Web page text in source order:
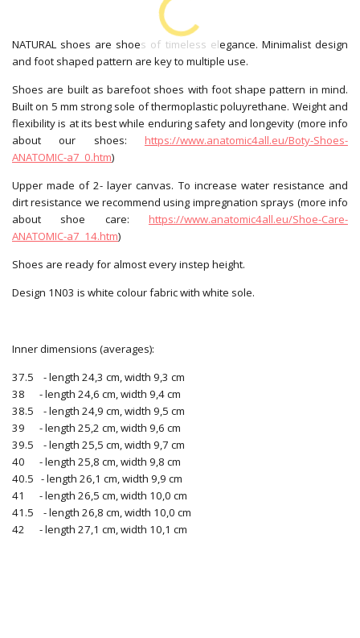
NATURAL shoes are shoes of timeless elegance. Minimalist design
and foot shaped pattern are key to multiple use.
Shoes are built as barefoot shoes with foot shape pattern in mind.
Built on 5 mm strong sole of thermoplastic poluyrethane. Weight and
flexibility is at its best while enduring safety and longevity (more info
about our shoes: https://www.anatomic4all.eu/Boty-Shoes-
ANATOMIC-a7_0.htm)
Upper made of 2- layer canvas. To increase water resistance and
dirt resistance we recommend using impregnation sprays (more info
about shoe care: https://www.anatomic4all.eu/Shoe-Care-
ANATOMIC-a7_14.htm)
Shoes are ready for almost every instep height.
Design 1N03 is white colour fabric with white sole.
Inner dimensions (averages):
37.5 - length 24,3 cm, width 9,3 cm
38 - length 24,6 cm, width 9,4 cm
38.5 - length 24,9 cm, width 9,5 cm
39 - length 25,2 cm, width 9,6 cm
39.5 - length 25,5 cm, width 9,7 cm
40 - length 25,8 cm, width 9,8 cm
40.5 - length 26,1 cm, width 9,9 cm
41 - length 26,5 cm, width 10,0 cm
41.5 - length 26,8 cm, width 10,0 cm
42 - length 27,1 cm, width 10,1 cm